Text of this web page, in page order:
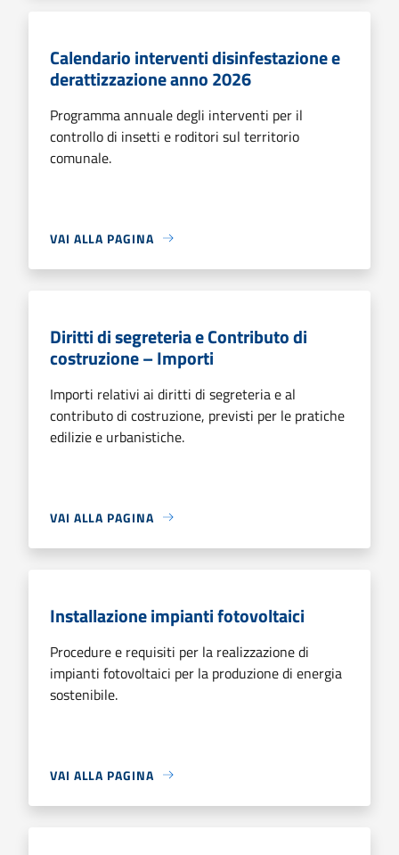
Calendario interventi disinfestazione e
derattizzazione anno 2026
Programma annuale degli interventi per il
controllo di insetti e roditori sul territorio
comunale.
VAI ALLA PAGINA
Diritti di segreteria e Contributo di
costruzione – Importi
Importi relativi ai diritti di segreteria e al
contributo di costruzione, previsti per le pratiche
edilizie e urbanistiche.
VAI ALLA PAGINA
Installazione impianti fotovoltaici
Procedure e requisiti per la realizzazione di
impianti fotovoltaici per la produzione di energia
sostenibile.
VAI ALLA PAGINA